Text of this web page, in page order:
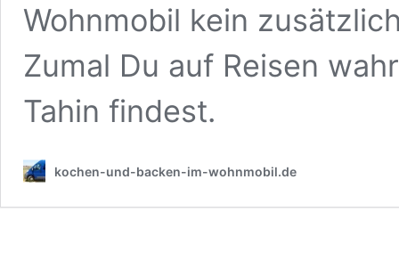
Wohnmobil kein
Zumal Du auf Reisen
Tahin findest.
kochen-und-backen-im-wohnmobil.de